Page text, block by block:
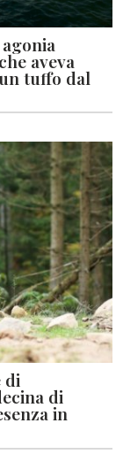
aveva
tuffo dal
di
di
in